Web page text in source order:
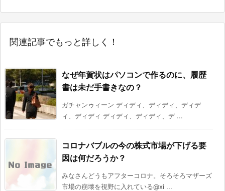
関連記事でもっと詳しく！
なぜ年賀状はパソコンで作るのに、履歴
書は未だ手書きなの？
ガチャンゥィーン ディディ、ディディ、ディデ
ィ、ディディ ディディ、ディディ、デ ...
コロナバブルの今の株式市場が下げる要
因は何だろうか？
みなさんどうもアフターコロナ。そろそろマザーズ
市場の崩壊を視野に入れている@xi ...